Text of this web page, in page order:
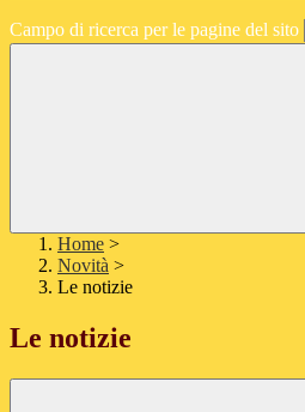
Campo di ricerca per le pagine del sito
Home >
Novità >
Le notizie
Le notizie